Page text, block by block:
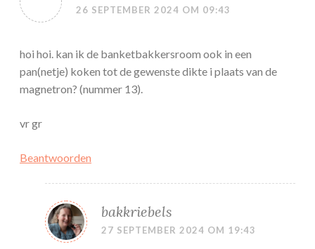
26 SEPTEMBER 2024 OM 09:43
hoi hoi. kan ik de banketbakkersroom ook in een
pan(netje) koken tot de gewenste dikte i plaats van de
magnetron? (nummer 13).
vr gr
Beantwoorden
bakkriebels
27 SEPTEMBER 2024 OM 19:43